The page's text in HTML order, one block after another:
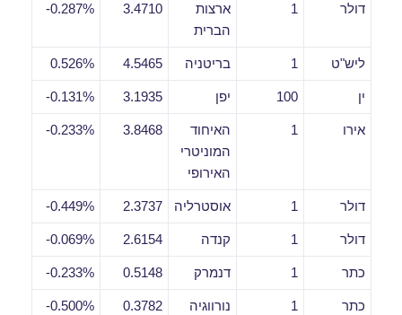
דולר 1
ארצות
הברית
3.4710
0.287%-
ליש"ט 1 בריטניה 4.5465
0.526%
ין 100 יפן 3.1935
0.131%-
אירו 1
האיחוד
המוניטרי
האירופי
3.8468
0.233%-
דולר 1 אוסטרליה 2.3737
0.449%-
דולר 1 קנדה 2.6154
0.069%-
כתר 1 דנמרק 0.5148
0.233%-
כתר 1 נורווגיה 0.3782
0.500%-